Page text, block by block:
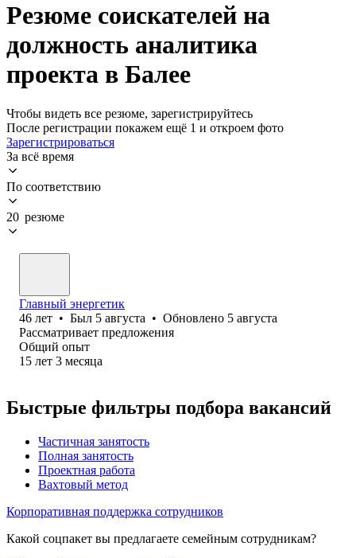
Резюме соискателей на
должность аналитика
проекта в Балее
Чтобы видеть все резюме, зарегистрируйтесь
После регистрации покажем ещё 1 и откроем фото
Зарегистрироваться
За всё время
По соответствию
20 резюме
Главный энергетик
46 лет • Был 5 августа • Обновлено 5 августа
Рассматривает предложения
Общий опыт
15 лет 3 месяца
Быстрые фильтры подбора вакансий
Частичная занятость
Полная занятость
Проектная работа
Вахтовый метод
Корпоративная поддержка сотрудников
Какой соцпакет вы предлагаете семейным сотрудникам?